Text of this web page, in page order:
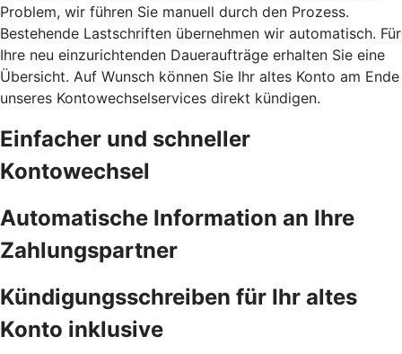
Problem, wir führen Sie manuell durch den Prozess.
Bestehende Lastschriften übernehmen wir automatisch. Für
Ihre neu einzurichtenden Daueraufträge erhalten Sie eine
Übersicht. Auf Wunsch können Sie Ihr altes Konto am Ende
unseres Kontowechselservices direkt kündigen.
Einfacher und schneller
Kontowechsel
Automatische Information an Ihre
Zahlungspartner
Kündigungsschreiben für Ihr altes
Konto inklusive